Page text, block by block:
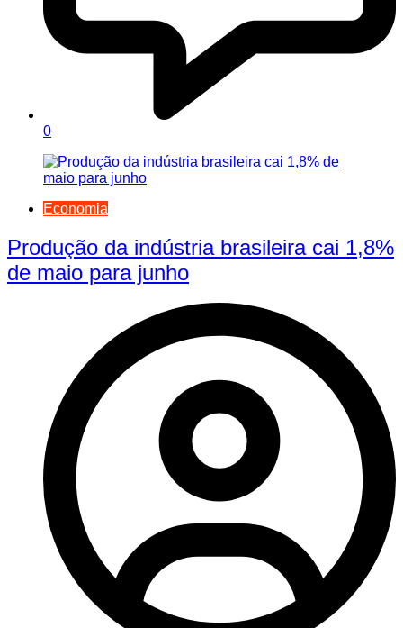
0
Economia
Produção da indústria brasileira cai 1,8%
de maio para junho